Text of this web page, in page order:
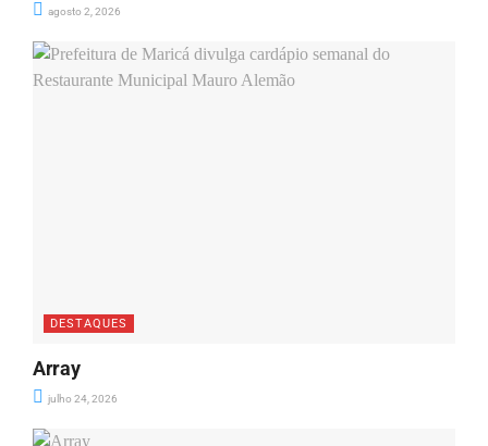
agosto 2, 2026
DESTAQUES
Array
julho 24, 2026